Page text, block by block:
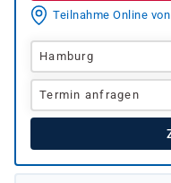
Teilnahme Online
Hamburg
Termin anfragen